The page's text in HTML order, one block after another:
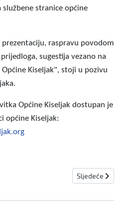
stranice općine
prezentaciju, raspravu povodom
sugestija vezano na
Kiseljak", stoji u pozivu
Općine Kiseljak dostupan je
općine Kiseljak:
PROLJEĆE JE OTPOČELO S
Sljedeći članak:
Sljedeće